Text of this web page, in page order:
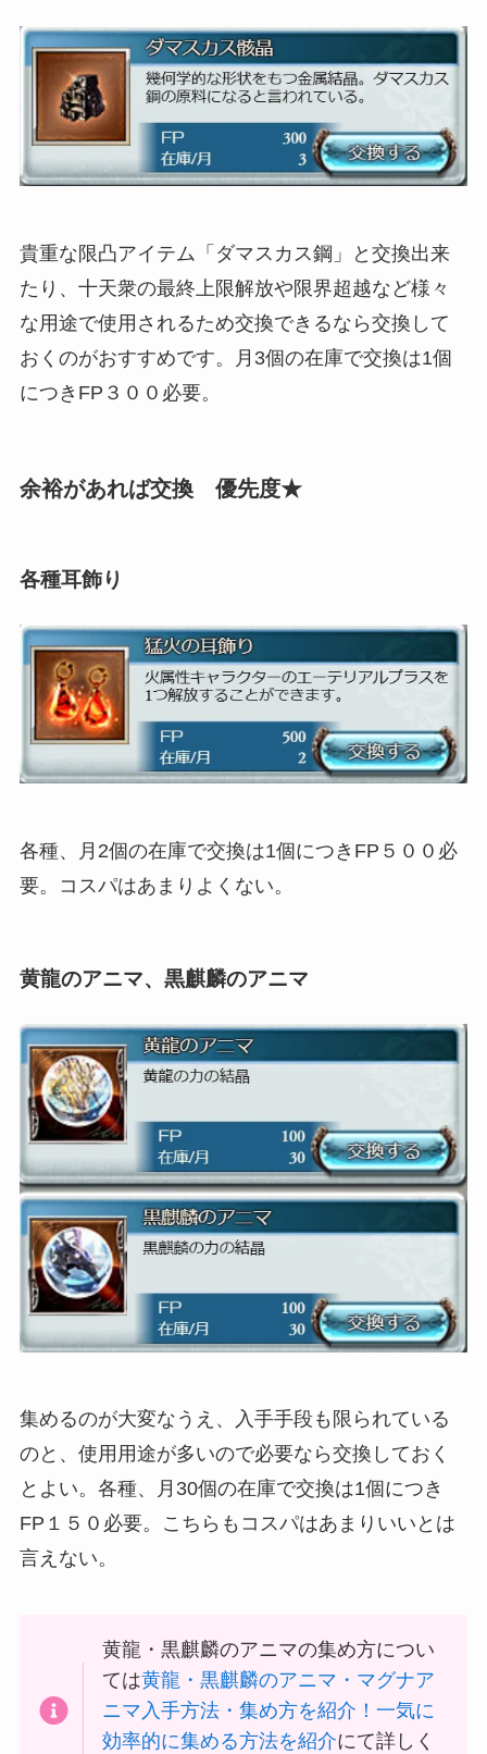
貴重な限凸アイテム「ダマスカス鋼」と交換出来
たり、十天衆の最終上限解放や限界超越など様々
な用途で使用されるため交換できるなら交換して
おくのがおすすめです。月3個の在庫で交換は1個
につきFP３００必要。
余裕があれば交換 優先度★
各種耳飾り
各種、月2個の在庫で交換は1個につきFP５００必
要。コスパはあまりよくない。
黄龍のアニマ、黒麒麟のアニマ
集めるのが大変なうえ、入手手段も限られている
のと、使用用途が多いので必要なら交換しておく
とよい。各種、月30個の在庫で交換は1個につき
FP１５０必要。こちらもコスパはあまりいいとは
言えない。
黄龍・黒麒麟のアニマの集め方につい
ては黄龍・黒麒麟のアニマ・マグナア
ニマ入手方法・集め方を紹介！一気に
効率的に集める方法を紹介にて詳しく